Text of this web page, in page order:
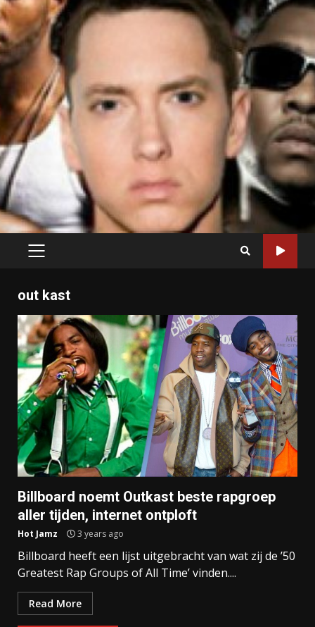
PRIMARY
out kast
Billboard noemt Outkast beste rapgroep
aller tijden, internet ontploft
Hot Jamz 3 years ago
Billboard heeft een lijst uitgebracht van wat zij de ’50
Greatest Rap Groups of All Time’ vinden....
Read More